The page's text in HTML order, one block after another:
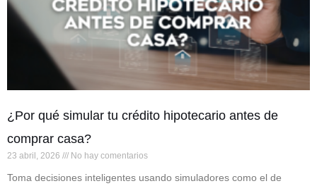
¿Por qué simular tu crédito hipotecario antes de
comprar casa?
23 abril, 2026 No hay comentarios
Toma decisiones inteligentes usando simuladores como el de